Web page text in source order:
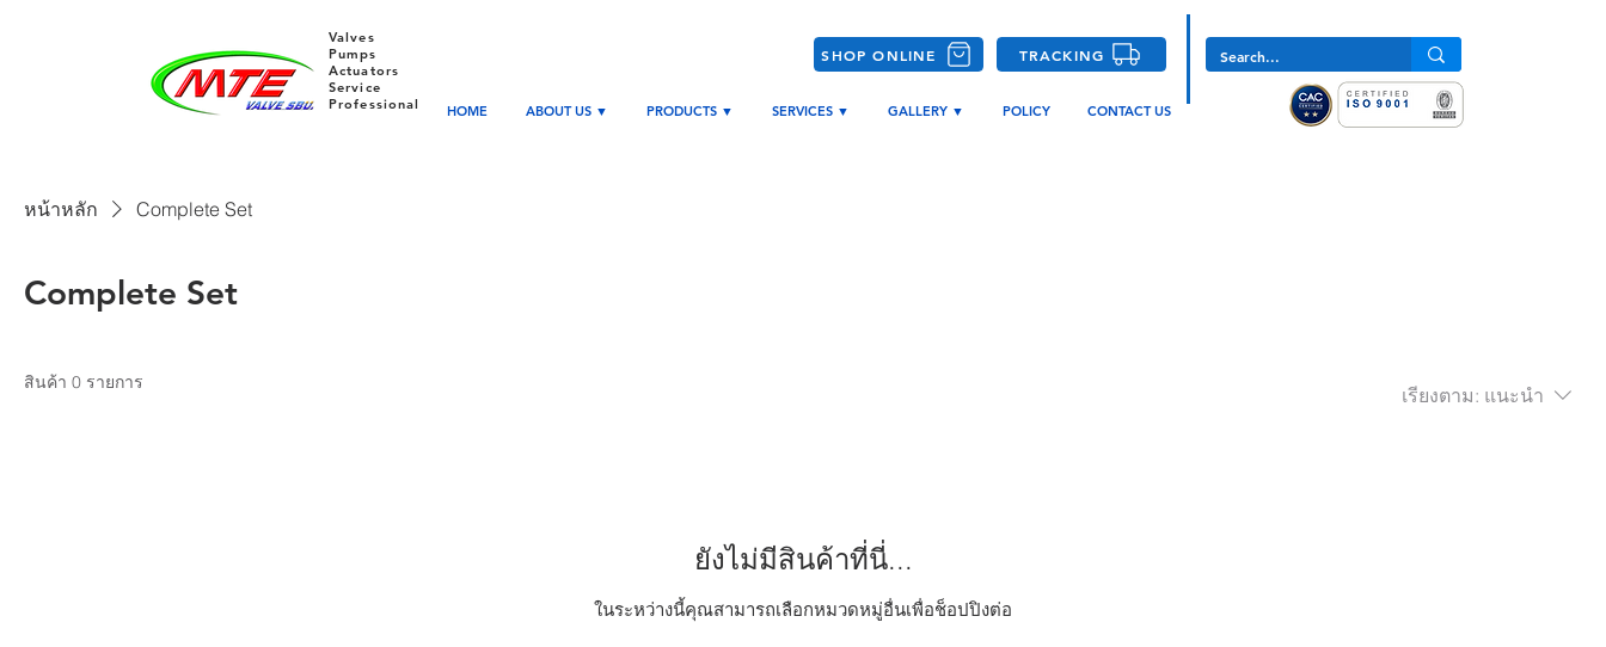
Valves
Pumps
Actuators
Service
Professional
HOME ABOUT US ▼ PRODUCTS ▼ SERVICES ▼ GALLERY ▼ POLICY CONTACT US
SHOP ONLINE TRACKING
หน้าหลัก Complete Set
Complete Set
สินค้า 0 รายการ
เรียงตาม: แนะนำ
ยังไม่มีสินค้าที่นี่...
ในระหว่างนี้คุณสามารถเลือกหมวดหมู่อื่นเพื่อช็อปปิงต่อ